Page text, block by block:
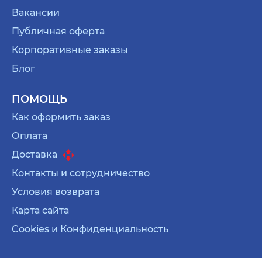
Вакансии
Публичная оферта
Корпоративные заказы
Блог
ПОМОЩЬ
Как оформить заказ
Оплата
Доставка
Контакты и сотрудничество
Условия возврата
Карта сайта
Cookies и Конфиденциальность